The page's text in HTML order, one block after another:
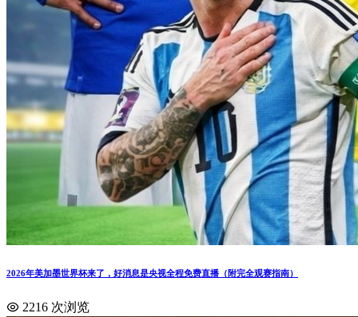
2026年美加墨世界杯来了，好消息是央视全程免费直播（附完全观赛指南）
2216 次浏览